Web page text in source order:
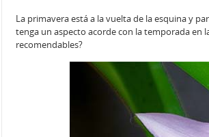
La primavera está a la vuelta de la esquina y
tenga un aspecto acorde con la temporada en
recomendables?